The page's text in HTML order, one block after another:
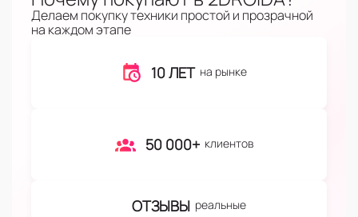
Делаем покупку техники простой и прозрачной
на каждом этапе
10 ЛЕТ на рынке
50 000+ клиентов
ОТЗЫВЫ реальные